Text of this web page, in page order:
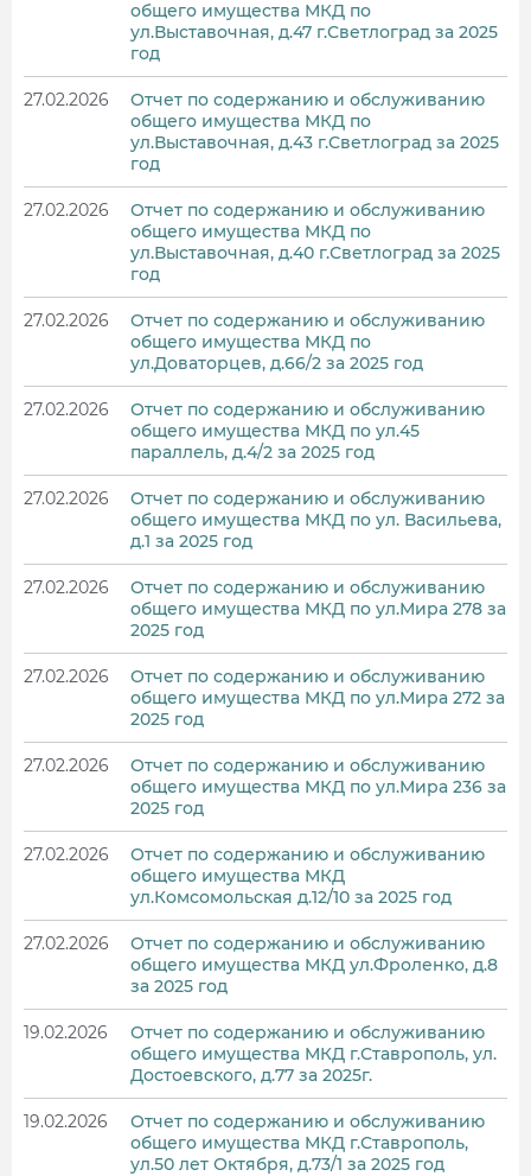
общего имущества МКД по
ул.Выставочная, д.47 г.Светлоград за 2025
год
27.02.2026
Отчет по содержанию и обслуживанию
общего имущества МКД по
ул.Выставочная, д.43 г.Светлоград за 2025
год
27.02.2026
Отчет по содержанию и обслуживанию
общего имущества МКД по
ул.Выставочная, д.40 г.Светлоград за 2025
год
27.02.2026
Отчет по содержанию и обслуживанию
общего имущества МКД по
ул.Доваторцев, д.66/2 за 2025 год
27.02.2026
Отчет по содержанию и обслуживанию
общего имущества МКД по ул.45
параллель, д.4/2 за 2025 год
27.02.2026
Отчет по содержанию и обслуживанию
общего имущества МКД по ул. Васильева,
д.1 за 2025 год
27.02.2026
Отчет по содержанию и обслуживанию
общего имущества МКД по ул.Мира 278 за
2025 год
27.02.2026
Отчет по содержанию и обслуживанию
общего имущества МКД по ул.Мира 272 за
2025 год
27.02.2026
Отчет по содержанию и обслуживанию
общего имущества МКД по ул.Мира 236 за
2025 год
27.02.2026
Отчет по содержанию и обслуживанию
общего имущества МКД
ул.Комсомольская д.12/10 за 2025 год
27.02.2026
Отчет по содержанию и обслуживанию
общего имущества МКД ул.Фроленко, д.8
за 2025 год
19.02.2026
Отчет по содержанию и обслуживанию
общего имущества МКД г.Ставрополь, ул.
Достоевского, д.77 за 2025г.
19.02.2026
Отчет по содержанию и обслуживанию
общего имущества МКД г.Ставрополь,
ул.50 лет Октября, д.73/1 за 2025 год